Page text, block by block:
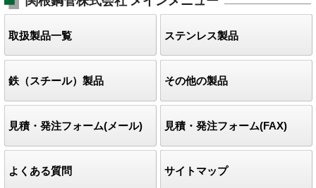
取扱製品一覧 ステンレス製品
鉄（スチール）製品 その他の製品
見積・発注フォーム(メール) 見積・発注フォーム(FAX)
よくある質問 サイトマップ